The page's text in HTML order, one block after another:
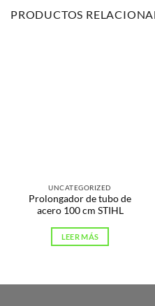
PRODUCTOS
UNCATEGORIZED
Prolongador de tubo de
acero 100 cm STIHL
LEER MÁS